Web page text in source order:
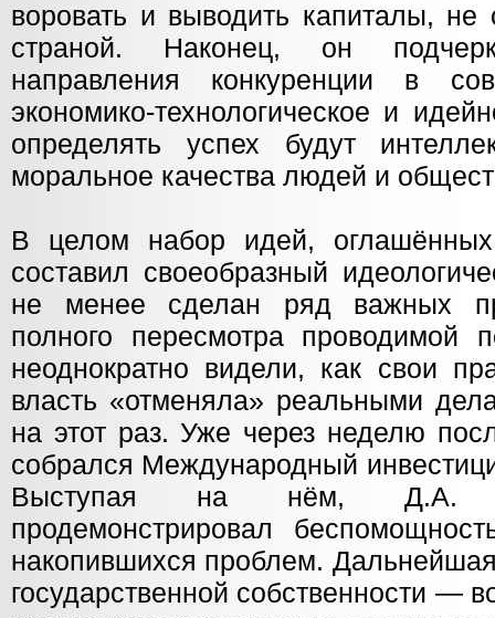
воровать и выводить капиталы,
страной. Наконец, он
направления конкуренции в
экономико-технологическое и
определять успех будут
моральное качества людей и
В целом набор идей, оглашённых
составил своеобразный
не менее сделан ряд важных
полного пересмотра
неоднократно видели, как свои
власть «отменяла» реальными
на этот раз. Уже через неделю
собрался Международный
Выступая на нём, Д.А.
продемонстрировал
накопившихся проблем.
государственной собственности —